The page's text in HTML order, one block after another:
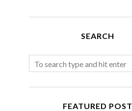
SEARCH
FEATURED POST